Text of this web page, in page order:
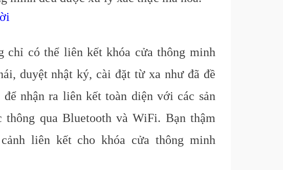
chỉ có thể liên kết khóa cửa thông minh
duyệt nhật ký, cài đặt từ xa như đã đề
nhận ra liên kết toàn diện với các sản
thông qua Bluetooth và WiFi. Bạn thậm
liên kết cho khóa cửa thông minh